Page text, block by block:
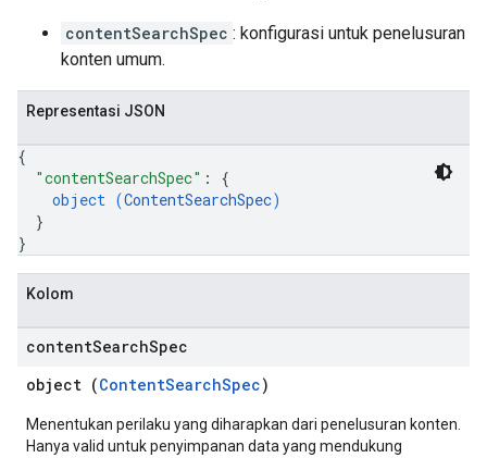
contentSearchSpec : konfigurasi untuk penelusuran
konten umum.
Representasi JSON
{
"contentSearchSpec" : {
object (ContentSearchSpec)
}
}
Kolom
contentSearchSpec
object (ContentSearchSpec)
Menentukan perilaku yang diharapkan dari penelusuran konten.
Hanya valid untuk penyimpanan data yang mendukung